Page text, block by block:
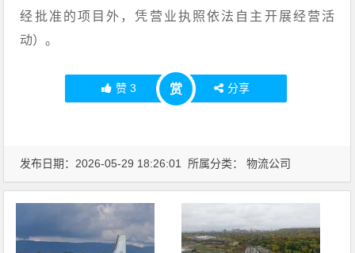
经批准的项目外，凭营业执照依法自主开展经营活
动）。
赞 3 赏 分享
发布日期：2026-05-29 18:26:01 所属分类：物流公司